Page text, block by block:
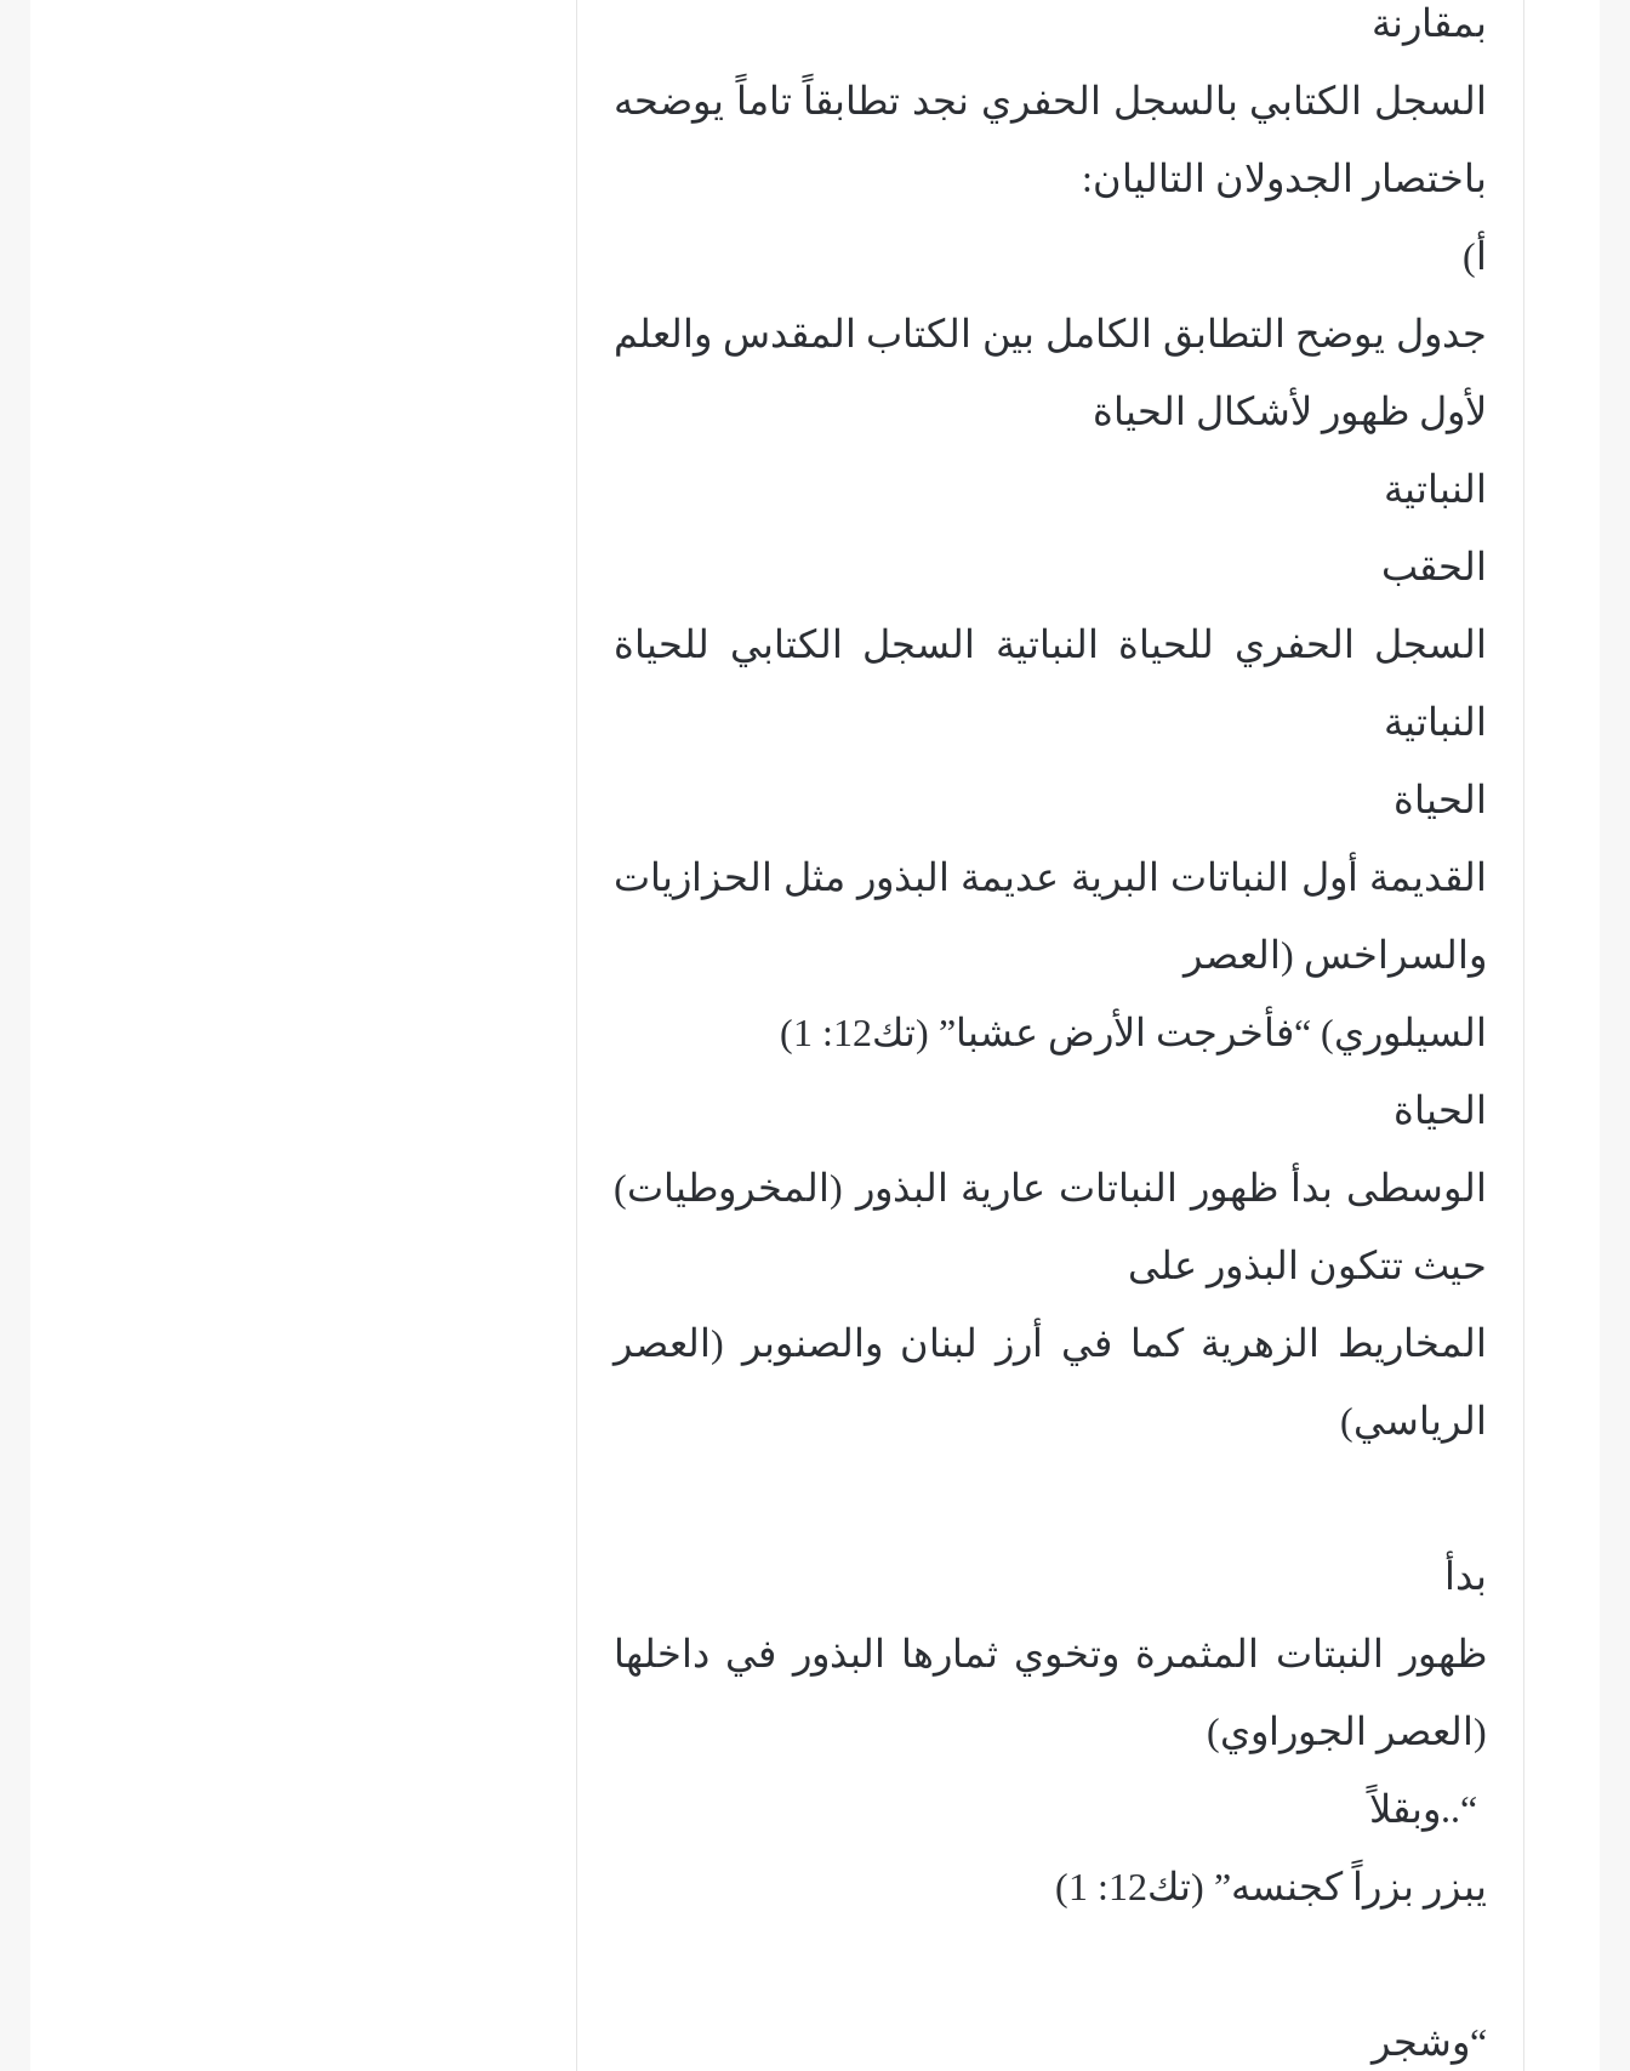
بمقارنة
السجل الكتابي بالسجل الحفري نجد تطابقاً تاماً يوضحه
باختصار الجدولان التاليان:
أ)
جدول يوضح التطابق الكامل بين الكتاب المقدس والعلم
لأول ظهور لأشكال الحياة
النباتية
الحقب
السجل الحفري للحياة النباتية السجل الكتابي للحياة
النباتية
الحياة
القديمة أول النباتات البرية عديمة البذور مثل الحزازيات
والسراخس (العصر
السيلوري) “فأخرجت الأرض عشبا” (تك12: 1)
الحياة
الوسطى بدأ ظهور النباتات عارية البذور (المخروطيات)
حيث تتكون البذور على
المخاريط الزهرية كما في أرز لبنان والصنوبر (العصر
الرياسي)
بدأ
ظهور النبتات المثمرة وتخوي ثمارها البذور في داخلها
(العصر الجوراوي)
“..وبقلاً
يبزر بزراً كجنسه” (تك12: 1)
“وشجر